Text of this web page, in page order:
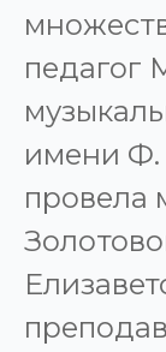
педагог
имени Ф.
провела